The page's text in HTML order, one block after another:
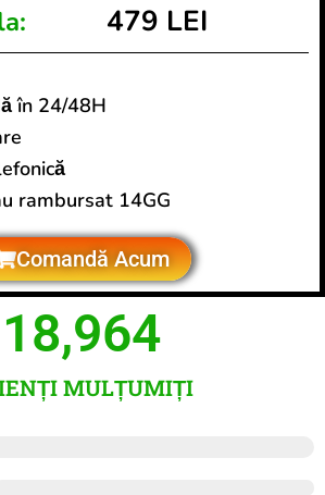
479 LEI
în 24/48H
rambursat 14GG
Comandă Acum
MULȚUMIȚI
18,964